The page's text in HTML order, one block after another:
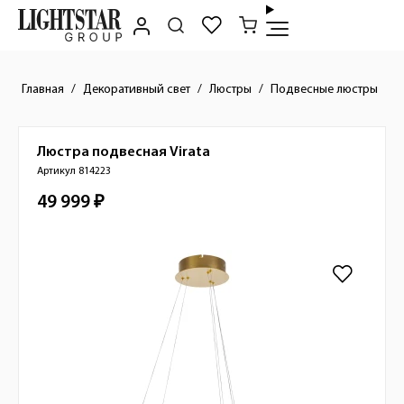
Главная Декоративный свет Люстры Подвесные люстры
Краткое описание товара
Изображения товара
Люстра подвесная Virata
Артикул 814223
Стоимость товара
49 999 ₽